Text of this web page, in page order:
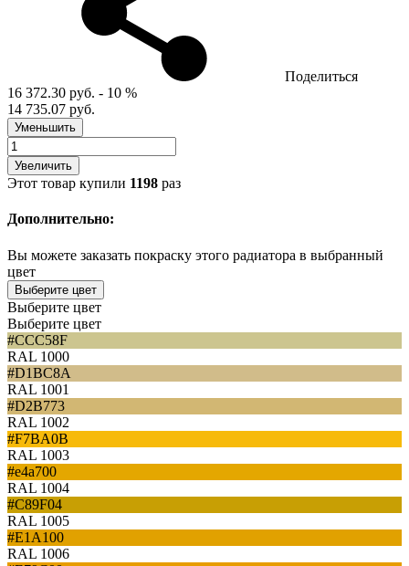
Поделиться
16 372.30 руб. - 10 %
14 735.07 руб.
Уменьшить
Увеличить
Этот товар купили 1198 раз
Дополнительно:
Вы можете заказать покраску этого радиатора в выбранный
цвет
Выберите цвет
Выберите цвет
Выберите цвет
#CCC58F
RAL 1000
#D1BC8A
RAL 1001
#D2B773
RAL 1002
#F7BA0B
RAL 1003
#e4a700
RAL 1004
#C89F04
RAL 1005
#E1A100
RAL 1006